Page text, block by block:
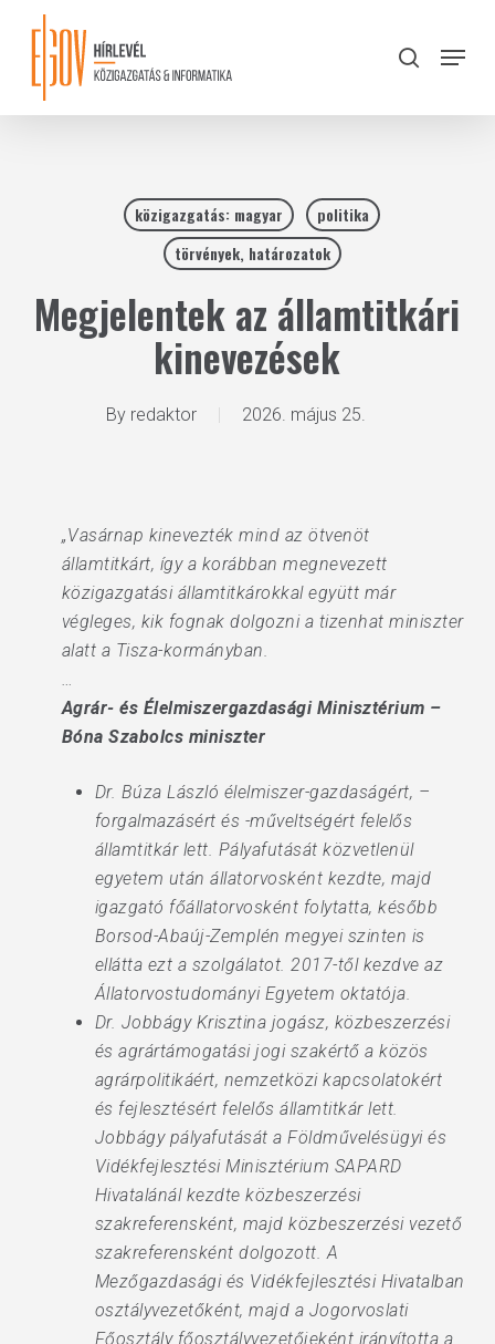
content
search
Menu
közigazgatás: magyar
politika
törvények, határozatok
Megjelentek az államtitkári
kinevezések
By redaktor 2026. május 25.
„Vasárnap kinevezték mind az ötvenöt
államtitkárt, így a korábban megnevezett
közigazgatási államtitkárokkal együtt már
végleges, kik fognak dolgozni a tizenhat miniszter
alatt a Tisza-kormányban.
…
Agrár- és Élelmiszergazdasági Minisztérium –
Bóna Szabolcs miniszter
Dr. Búza László élelmiszer-gazdaságért, –
forgalmazásért és -műveltségért felelős
államtitkár lett. Pályafutását közvetlenül
egyetem után állatorvosként kezdte, majd
igazgató főállatorvosként folytatta, később
Borsod-Abaúj-Zemplén megyei szinten is
ellátta ezt a szolgálatot. 2017-től kezdve az
Állatorvostudományi Egyetem oktatója.
Dr. Jobbágy Krisztina jogász, közbeszerzési
és agrártámogatási jogi szakértő a közös
agrárpolitikáért, nemzetközi kapcsolatokért
és fejlesztésért felelős államtitkár lett.
Jobbágy pályafutását a Földművelésügyi és
Vidékfejlesztési Minisztérium SAPARD
Hivatalánál kezdte közbeszerzési
szakreferensként, majd közbeszerzési vezető
szakreferensként dolgozott. A
Mezőgazdasági és Vidékfejlesztési Hivatalban
osztályvezetőként, majd a Jogorvoslati
Főosztály főosztályvezetőjeként irányította a
Close